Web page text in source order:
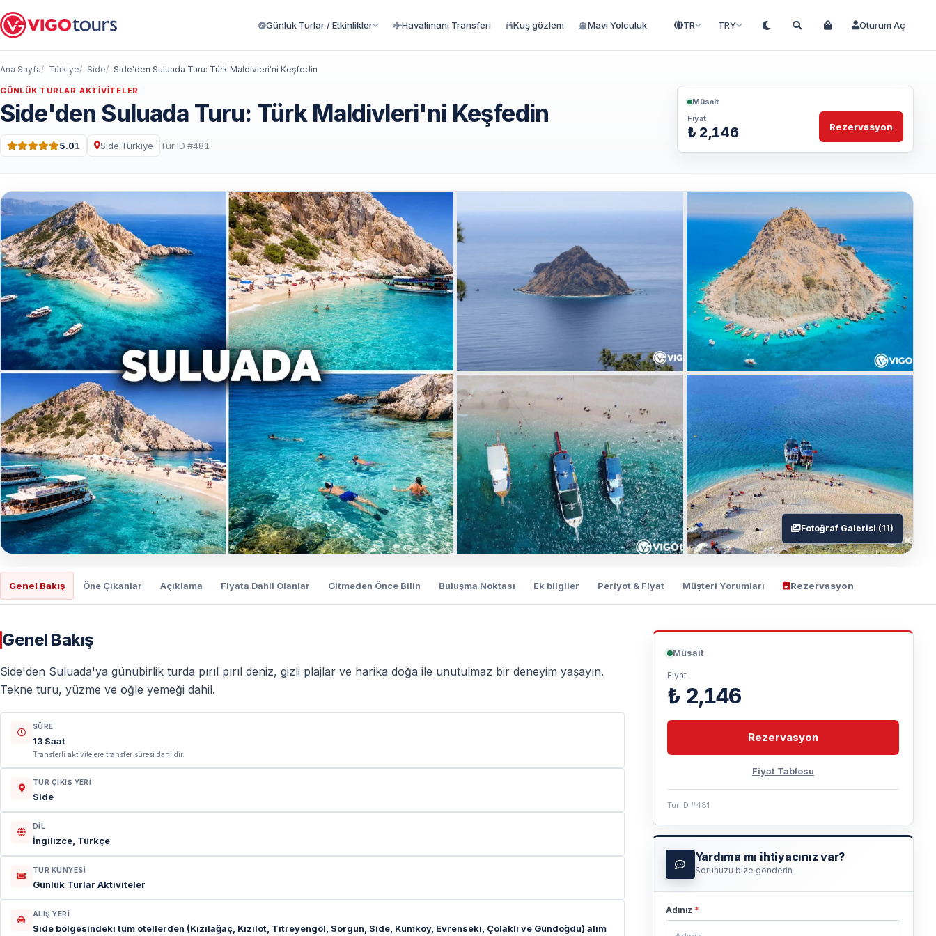
Günlük Turlar / Etkinlikler Havalimanı Transferi Kuş gözlem Mavi Yolculuk TR TRY Oturum Aç
Ana Sayfa Türkiye Side Side'den Suluada Turu: Türk Maldivleri'ni Keşfedin
GÜNLÜK TURLAR AKTIVITELER
Side'den Suluada Turu: Türk Maldivleri'ni Keşfedin
5 üzerinden 5.0 puan · 1 Yorum
5.01 Side·Türkiye Tur ID #481
Müsait
Fiyat
₺ 2,146 Rezervasyon
Fotoğraf Galerisi (11)
Genel Bakış Öne Çıkanlar Açıklama Fiyata Dahil Olanlar Gitmeden Önce Bilin Buluşma Noktası Ek bilgiler Periyot & Fiyat Müşteri Yorumları Rezervasyon
Genel Bakış
Side'den Suluada'ya günübirlik turda pırıl pırıl deniz, gizli plajlar ve harika doğa ile unutulmaz bir deneyim yaşayın.
Tekne turu, yüzme ve öğle yemeği dahil.
SÜRE
13 Saat
Transferli aktivitelere transfer süresi dahildir.
TUR ÇIKIŞ YERI
Side
DIL
İngilizce, Türkçe
TUR KÜNYESI
Günlük Turlar Aktiviteler
ALIŞ YERI
Side bölgesindeki tüm otellerden (Kızılağaç, Kızılot, Titreyengöl, Sorgun, Side, Kumköy, Evrenseki, Çolaklı ve Gündoğdu) alım
Müsait
Fiyat
₺ 2,146
Rezervasyon
Fiyat Tablosu
Tur ID #481
Yardıma mı ihtiyacınız var?
Sorunuzu bize gönderin
Adınız *